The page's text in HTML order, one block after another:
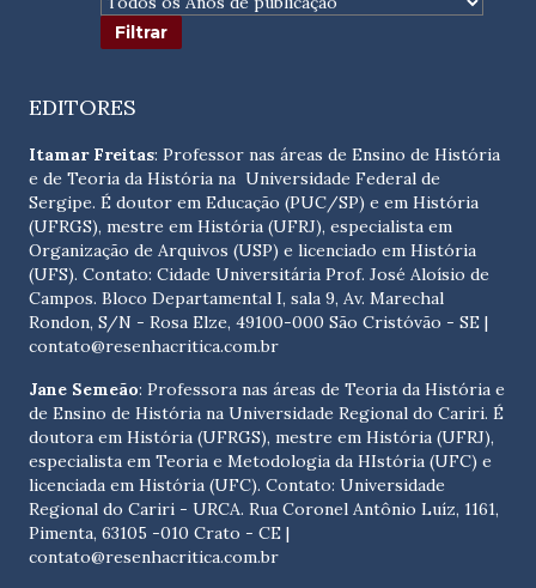
EDITORES
Itamar Freitas: Professor nas áreas de Ensino de História
e de Teoria da História na Universidade Federal de
Sergipe. É doutor em Educação (PUC/SP) e em História
(UFRGS), mestre em História (UFRJ), especialista em
Organização de Arquivos (USP) e licenciado em História
(UFS). Contato: Cidade Universitária Prof. José Aloísio de
Campos. Bloco Departamental I, sala 9, Av. Marechal
Rondon, S/N - Rosa Elze, 49100-000 São Cristóvão - SE |
contato@resenhacritica.com.br
Jane Semeão: Professora nas áreas de Teoria da História e
de Ensino de História na Universidade Regional do Cariri. É
doutora em História (UFRGS), mestre em História (UFRJ),
especialista em Teoria e Metodologia da HIstória (UFC) e
licenciada em História (UFC). Contato: Universidade
Regional do Cariri - URCA. Rua Coronel Antônio Luíz, 1161,
Pimenta, 63105 -010 Crato - CE |
contato@resenhacritica.com.br